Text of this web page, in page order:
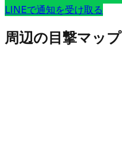
LINEで通知を受け取る
周辺の目撃マップ